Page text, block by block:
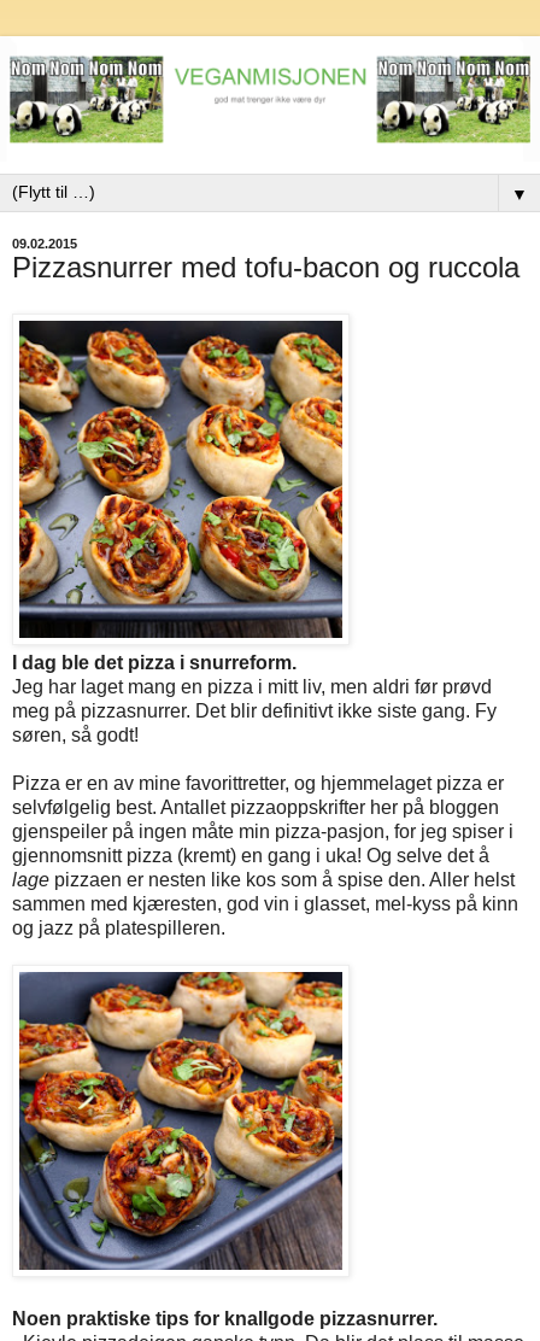
▼
09.02.2015
Pizzasnurrer med tofu-bacon og ruccola
I dag ble det pizza i snurreform.
Jeg har laget mang en pizza i mitt liv, men aldri før prøvd
meg på pizzasnurrer. Det blir definitivt ikke siste gang. Fy
søren, så godt!
Pizza er en av mine favorittretter, og hjemmelaget pizza er
selvfølgelig best. Antallet pizzaoppskrifter her på bloggen
gjenspeiler på ingen måte min pizza-pasjon, for jeg spiser i
gjennomsnitt pizza (kremt) en gang i uka! Og selve det å
lage pizzaen er nesten like kos som å spise den. Aller helst
sammen med kjæresten, god vin i glasset, mel-kyss på kinn
og jazz på platespilleren.
Noen praktiske tips for knallgode pizzasnurrer.